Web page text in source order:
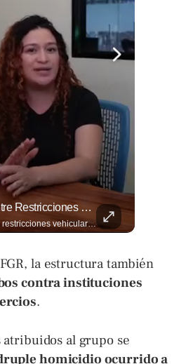
🚧🚗🛣️ Entre Restricciones Vehiculares Y El Despliegue De Maquinaria Pesada, Continúan Los Trabajos De Ampliación Y La Construcción Del Viaducto En El Tramo De Los...
🚧🚗🛣️ Entre restricciones vehiculares y el despliegue de maquinaria pesada, continúan los trabajos de ampliación y la construcción del viaducto en el tramo de Los Chorros, en la carretera Panamericana. Para más información del tramo Los Chorros visita ➡️ eldiariodehoy.com #Nacionales #LosChorros #carreterapanamericana
la estructura también
contra instituciones
.
al grupo se
homicidio ocurrido a